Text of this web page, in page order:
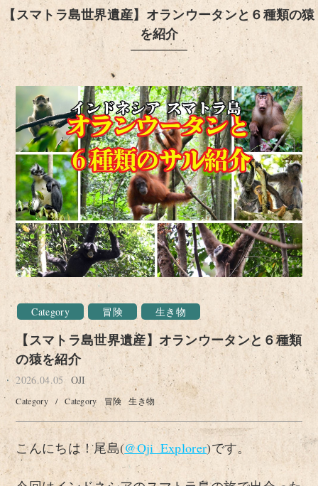
【スマトラ島世界遺産】オランウータンと６種類の猿
を紹介
Category 冒険 生き物
【スマトラ島世界遺産】オランウータンと６種類
の猿を紹介
2026.04.05 OJI
Category / Category 冒険 生き物
こんにちは！尾島(@Oji_Explorer)です。